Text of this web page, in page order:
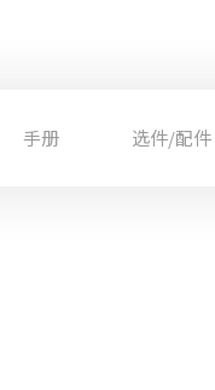
手册 选件/配件